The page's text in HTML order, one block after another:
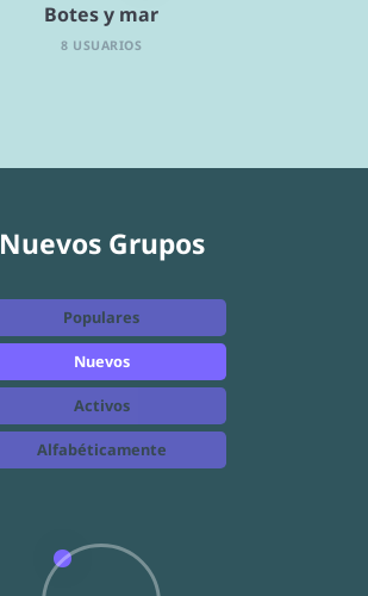
Botes y mar
8 USUARIOS
Nuevos Grupos
Nuevos
Activos
Populares
Alfabéticamente